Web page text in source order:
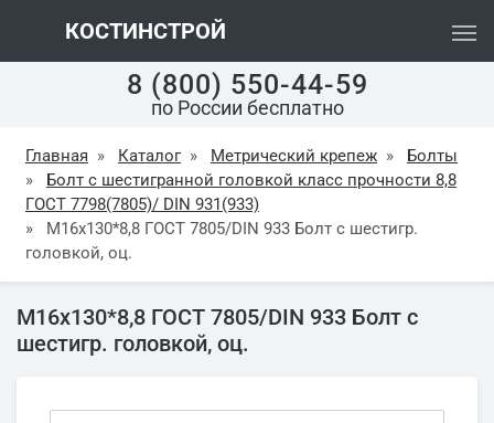
КОСТИНСТРОЙ
8 (800) 550-44-59
по России бесплатно
Главная » Каталог » Метрический крепеж »
Болты
»
Болт с шестигранной головкой класс прочности 8,8
ГОСТ 7798(7805)/ DIN 931(933)
»
М16х130*8,8 ГОСТ 7805/DIN 933 Болт с шестигр.
головкой, оц.
М16х130*8,8 ГОСТ 7805/DIN 933 Болт с
шестигр. головкой, оц.